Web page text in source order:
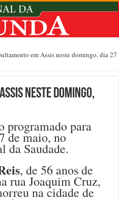
em Assis neste domingo, dia 27
neste domingo,
programado para
de maio, no
da Saudade.
, de 56 anos de
rua Joaquim Cruz,
na cidade de